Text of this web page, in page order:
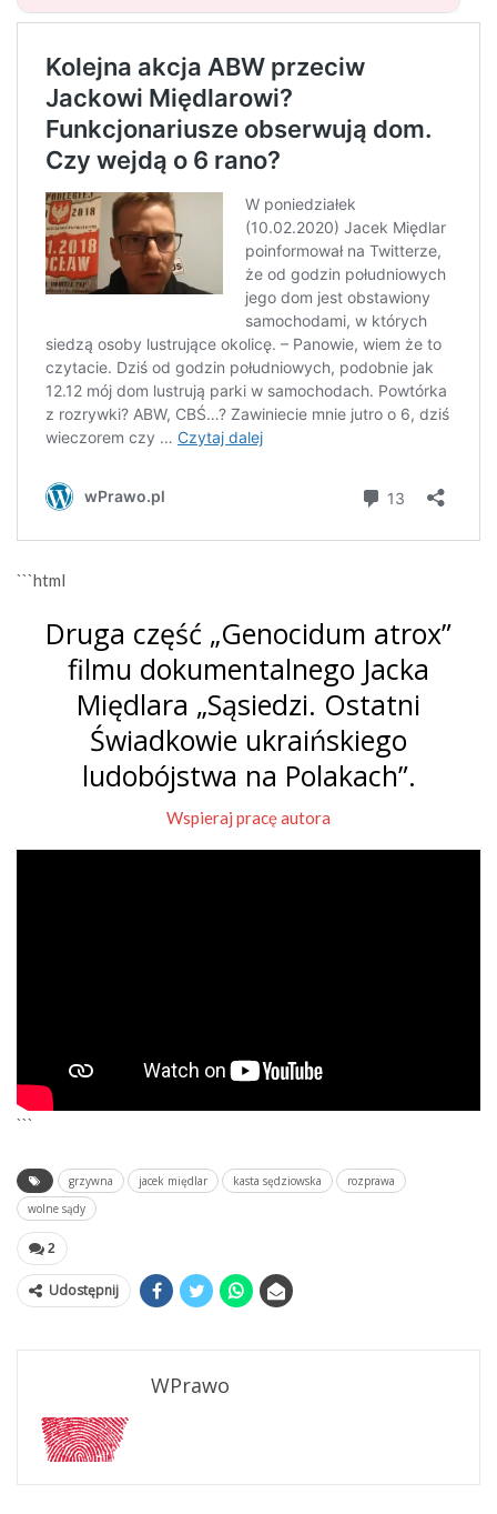
```html
Druga część „Genocidum atrox”
filmu dokumentalnego Jacka
Międlara „Sąsiedzi. Ostatni
Świadkowie ukraińskiego
ludobójstwa na Polakach”.
Wspieraj pracę autora
```
grzywna jacek międlar kasta sędziowska
rozprawa
wolne sądy
2
Udostępnij
WPrawo